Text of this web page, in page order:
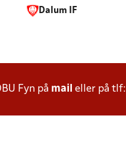
Dalum IF
Fyn på mail eller på tlf: